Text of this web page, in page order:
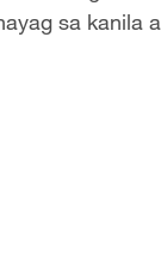
sa kanila